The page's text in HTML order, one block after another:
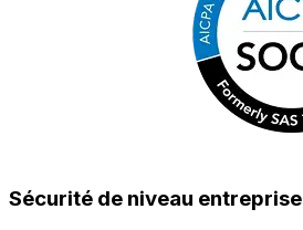
Sécurité de niveau entreprise